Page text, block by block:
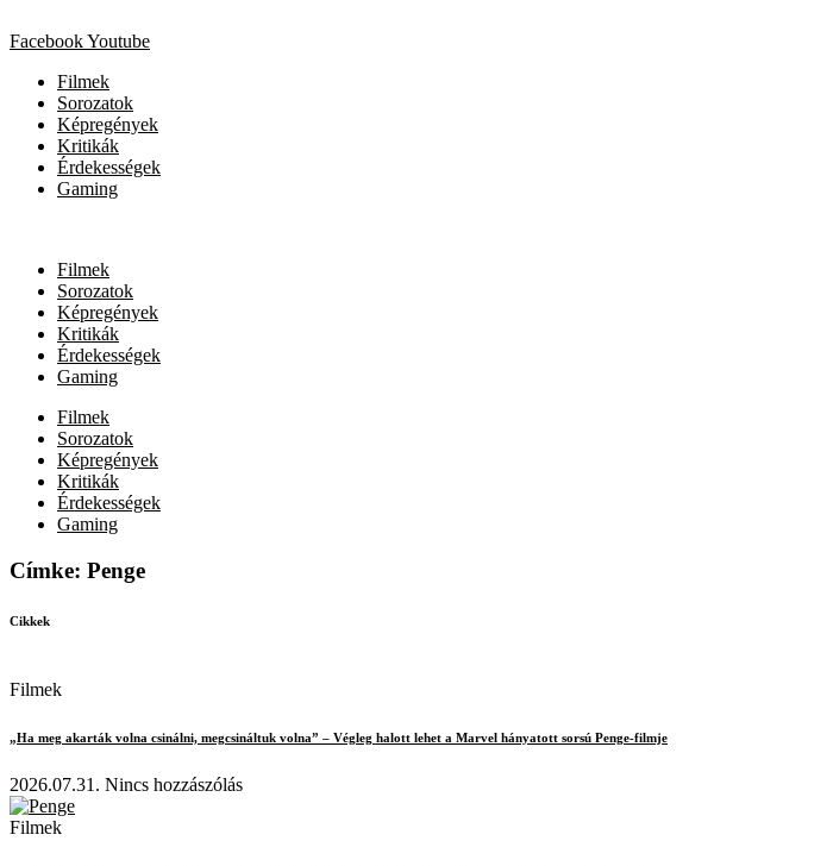
FacebookYoutube
Filmek
Sorozatok
Képregények
Kritikák
Érdekességek
Gaming
Filmek
Sorozatok
Képregények
Kritikák
Érdekességek
Gaming
Filmek
Sorozatok
Képregények
Kritikák
Érdekességek
Gaming
Címke: Penge
Cikkek
Filmek
„Ha meg akarták volna csinálni, megcsináltuk volna” – Végleg halott lehet a Marvel hányatott sorsú Penge-filmje
2026.07.31. Nincs hozzászólás
Filmek